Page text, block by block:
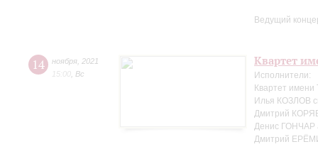
Ведущий
14 ноября 2021
15:00 Вс
Квартет
Исполнители:
Квартет
Илья КОЗЛОВ
Дмитрий
Денис ГОНЧАР
Дмитрий